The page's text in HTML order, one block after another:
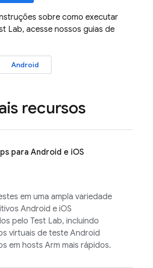
sobre como executar
Lab, acesse nossos guias de
Android
recursos
para Android e iOS
em uma ampla variedade
Android e iOS
pelo Test Lab, incluindo
virtuais de teste Android
em hosts Arm mais rápidos.